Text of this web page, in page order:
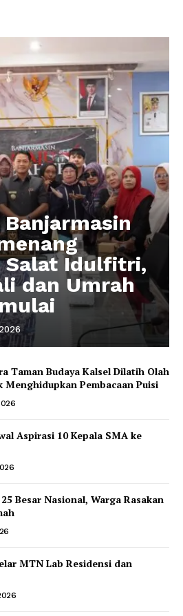
Salat Idulfitri,
dan Umrah
Taman Budaya Kalsel Dilatih Olah
Menghidupkan Pembacaan Puisi
Aspirasi 10 Kepala SMA ke
Besar Nasional, Warga Rasakan
MTN Lab Residensi dan